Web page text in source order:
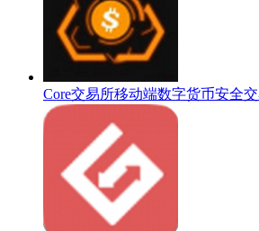
Core交易所移动端数字货币安全